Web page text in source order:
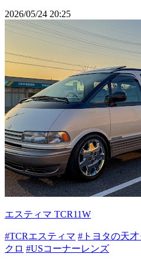
2026/05/24 20:25
エスティマ TCR11W
#TCRエスティマ #トヨタの天
クロ #USコーナーレンズ